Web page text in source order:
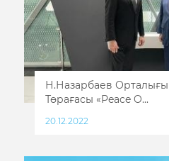
Н.Назарбаев
Төрағасы «Peace O...
20.12.2022